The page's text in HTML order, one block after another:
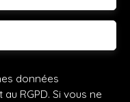
données
RGPD. Si vous ne